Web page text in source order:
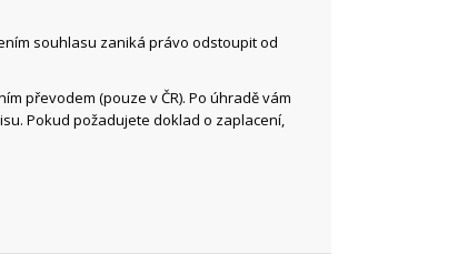
souhlasu zaniká právo odstoupit od
převodem (pouze v ČR). Po úhradě vám
Pokud požadujete doklad o zaplacení,